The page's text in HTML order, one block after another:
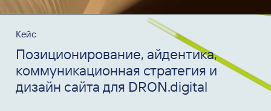
Кейс
Позиционирование, айдентика,
коммуникационная стратегия и
дизайн сайта для DRON.digital